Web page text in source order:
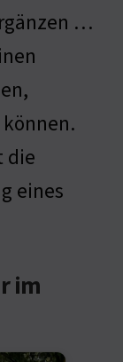
…
die
eines
im